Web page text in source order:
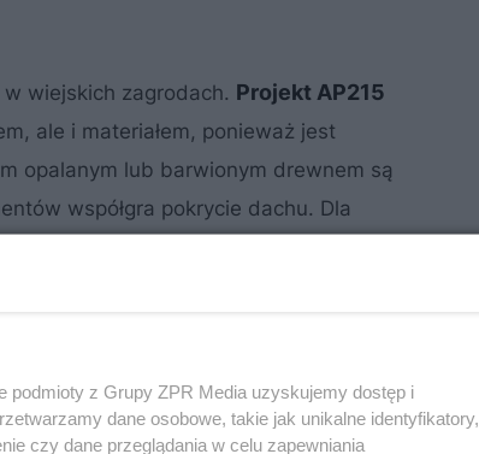
wiejskich zagrodach. Projekt AP215
ale i materiałem, ponieważ jest
opalanym lub barwionym drewnem są
współgra pokrycie dachu. Dla
okien i okładzin ścian wgłębionego
wejścia do domu.
podmioty z Grupy ZPR Media uzyskujemy dostęp i
dane osobowe, takie jak unikalne identyfikatory,
czy dane przeglądania w celu zapewniania